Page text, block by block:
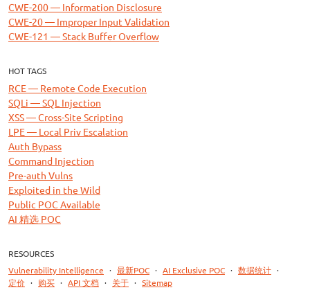
CWE-200 — Information Disclosure
CWE-20 — Improper Input Validation
CWE-121 — Stack Buffer Overflow
HOT TAGS
RCE — Remote Code Execution
SQLi — SQL Injection
XSS — Cross-Site Scripting
LPE — Local Priv Escalation
Auth Bypass
Command Injection
Pre-auth Vulns
Exploited in the Wild
Public POC Available
AI 精选 POC
RESOURCES
Vulnerability Intelligence · 最新POC · AI Exclusive POC · 数据统计 ·
定价 · 购买 · API 文档 · 关于 · Sitemap